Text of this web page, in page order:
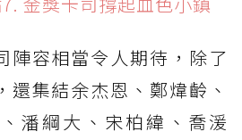
陣容相當令人期待，除了
還集結余杰恩、鄭煒齡、
潘綱大、宋柏緯、喬湲